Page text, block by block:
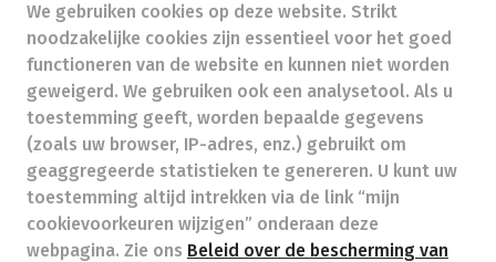
info@apotheekwolfsdonk.be - Ondernemingsnummer
(BTW nr.) (BE)0428585491
Beroepstitel: Apotheker werkzaam in België
Beroepsvereniging: Algemene Pharmaceutische
Bond autorisatienummer FAGG 246102
Valt onder toezicht van de Orde der Apothekers,
02/537.42.67, Henri Jasparlaan 94 1060 Brussel
Deontologie:
Code van de farmaceutische plichtenleer
Tarieven terugbetaalde zorg
We gebruiken cookies op deze website. Strikt
noodzakelijke cookies zijn essentieel voor het goed
functioneren van de website en kunnen niet worden
geweigerd. We gebruiken ook een analysetool. Als u
toestemming geeft, worden bepaalde gegevens
(zoals uw browser, IP-adres, enz.) gebruikt om
geaggregeerde statistieken te genereren. U kunt uw
toestemming altijd intrekken via de link “mijn
cookievoorkeuren wijzigen” onderaan deze
webpagina. Zie ons Beleid over de bescherming van